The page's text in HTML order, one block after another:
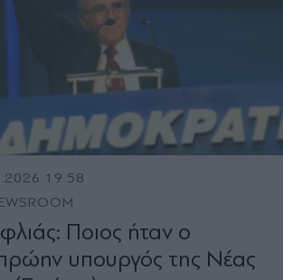
19:58
Ποιος ήταν ο
υπουργός της Νέας